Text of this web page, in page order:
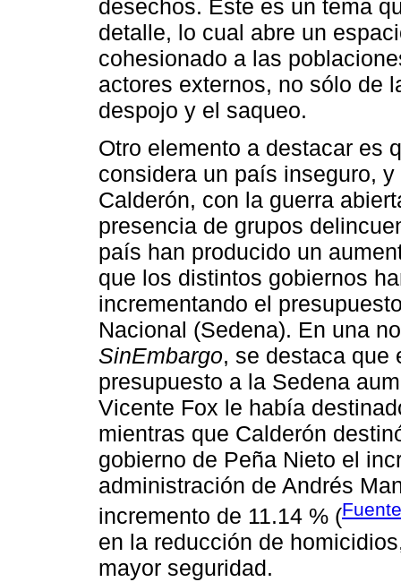
desechos. Éste es un tema
detalle, lo cual abre un
cohesionado a las
actores externos, no sólo de
despojo y el saqueo.
Otro elemento a destacar es
considera un país inseguro,
Calderón, con la guerra
presencia de grupos
país han producido un
que los distintos gobiernos
incrementando el
Nacional (Sedena). En una
SinEmbargo, se destaca que
presupuesto a la Sedena
Vicente Fox le había
mientras que Calderón
gobierno de Peña Nieto el
administración de Andrés
incremento de 11.14 % (
en la reducción de
mayor seguridad.